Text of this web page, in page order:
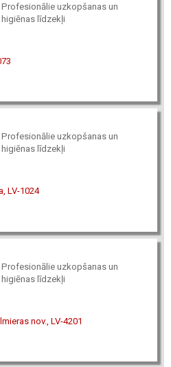
Profesionālie uzkopšanas un
higiēnas līdzekļi
Profesionālie uzkopšanas un
higiēnas līdzekļi
LV-1024
Profesionālie uzkopšanas un
higiēnas līdzekļi
nov., LV-4201